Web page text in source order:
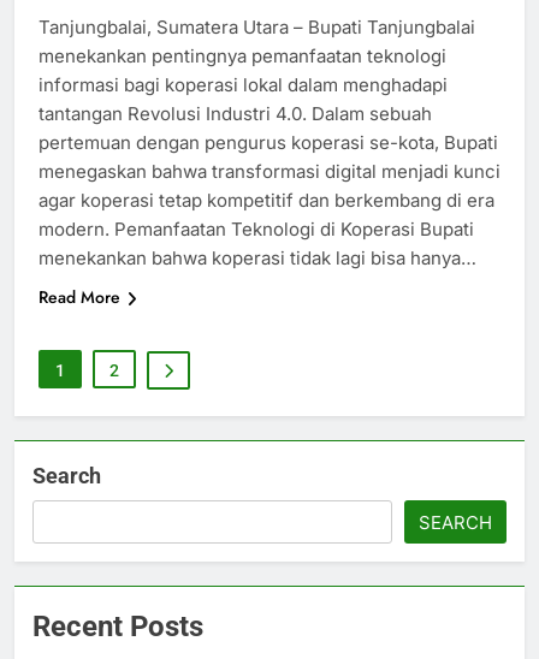
Tanjungbalai, Sumatera Utara – Bupati Tanjungbalai
menekankan pentingnya pemanfaatan teknologi
informasi bagi koperasi lokal dalam menghadapi
tantangan Revolusi Industri 4.0. Dalam sebuah
pertemuan dengan pengurus koperasi se-kota, Bupati
menegaskan bahwa transformasi digital menjadi kunci
agar koperasi tetap kompetitif dan berkembang di era
modern. Pemanfaatan Teknologi di Koperasi Bupati
menekankan bahwa koperasi tidak lagi bisa hanya…
Read More
1 2
Search
SEARCH
Recent Posts